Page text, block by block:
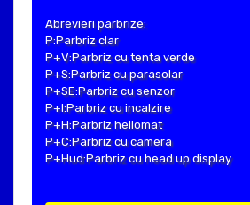
Abrevieri parbrize:
P:Parbriz clar
P+V:Parbriz cu tenta verde
P+S:Parbriz cu parasolar
P+SE:Parbriz cu senzor
P+I:Parbriz cu incalzire
P+H:Parbriz heliomat
P+C:Parbriz cu camera
P+Hud:Parbriz cu head up display